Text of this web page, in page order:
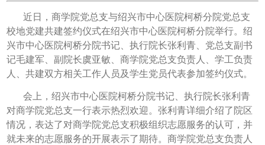
近日，商学院党总支与绍兴市中心医院柯桥分院党总支
校地党建共建签约仪式在绍兴市中心医院柯桥分院举行。绍
兴市中心医院柯桥分院书记、执行院长张利青、党总支副书
记毛建军、副院长虞亚敏、商学院党总支负责人、学工负责
人、共建双方相关工作人员及学生党员代表参加签约仪式。
会上，绍兴市中心医院柯桥分院书记、执行院长张利青
对商学院党总支一行表示热烈欢迎。张利青详细介绍了院区
情况，表达了对商学院党总支积极组织志愿服务的认可，并
就未来的志愿服务的开展表示了期待。商学院党总支负责人